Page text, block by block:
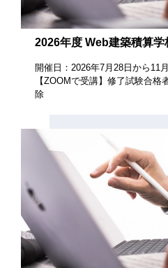
2026年度 Web建築積算
開催日：2026年7月28日から11
【ZOOMで受講】修了試験合
除